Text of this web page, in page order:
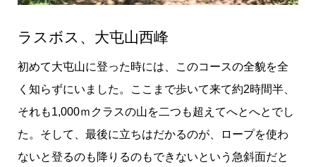
ラスボス、大屯山西峰
初めて大屯山に登った時には、このコースの全貌を全
く知らずにいました。ここまで歩いて来て約2時間半、
それも1,000ｍクラスの山を二つも超えてへとへとでし
た。そして、最後に立ちはだかるのが、ロープを使わ
ないと登るのも降りるのもできないという急斜面だと